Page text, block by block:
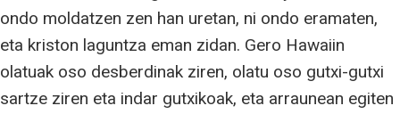
ondo moldatzen zen han uretan, ni ondo eramaten,
eta kriston laguntza eman zidan. Gero Hawaiin
olatuak oso desberdinak ziren, olatu oso gutxi-gutxi
sartze ziren eta indar gutxikoak, eta arraunean egiten